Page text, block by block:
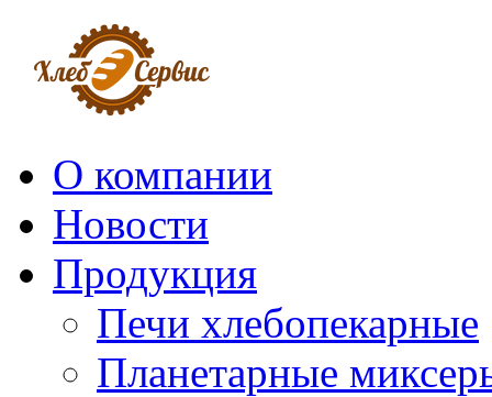
О компании
Новости
Продукция
Печи хлебопекарные
Планетарные